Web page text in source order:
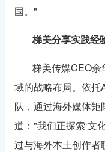
国。"
梯美分享实践经
梯美传媒CEO余
域的战略布局。依托
队，通过海外媒体
道："我们正探索‘文
过与海外本土创作